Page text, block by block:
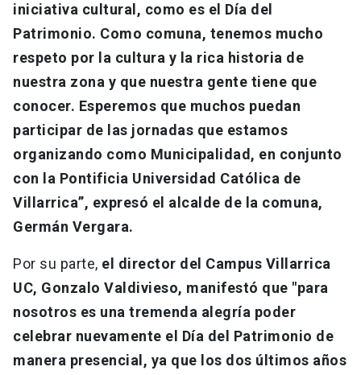
iniciativa cultural, como es el Día del
Patrimonio. Como comuna, tenemos mucho
respeto por la cultura y la rica historia de
nuestra zona y que nuestra gente tiene que
conocer. Esperemos que muchos puedan
participar de las jornadas que estamos
organizando como Municipalidad, en conjunto
con la Pontificia Universidad Católica de
Villarrica”, expresó el alcalde de la comuna,
Germán Vergara.
Por su parte, el director del Campus Villarrica
UC, Gonzalo Valdivieso, manifestó que "para
nosotros es una tremenda alegría poder
celebrar nuevamente el Día del Patrimonio de
manera presencial, ya que los dos últimos años